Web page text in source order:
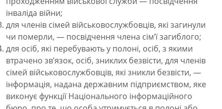
інваліда війни;
для членів сімей військовослужбовців, які загинули
чи померли, — посвідчення члена сім’ї загиблого;
для осіб, які перебувають у полоні, осіб, з якими
втрачено зв’язок, осіб, зниклих безвісти, для членів
сімей військовослужбовців, які зникли безвісти, —
інформація, надана державним підприємством, яке
виконує функції Національного інформаційного